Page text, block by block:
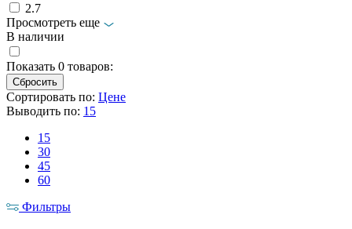
2.7
Просмотреть еще
В наличии
Показать 0 товаров:
Сортировать по: Цене
Выводить по: 15
15
30
45
60
Фильтры